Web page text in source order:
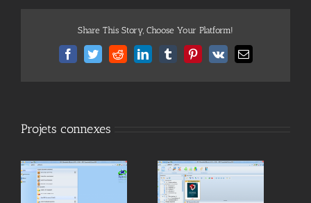
Share This Story, Choose Your Platform!
Facebook
TwitterRedditLinkedInTumblrPinterest
Vk Email
Projets connexes